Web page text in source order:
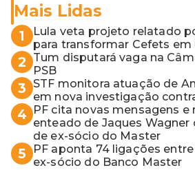
Mais Lidas
1
Lula veta projeto relatado
para transformar Cefets em
2
Tum disputará vaga na
PSB
3
STF monitora atuação de
em nova investigação
4
PF cita novas mensagens e
enteado de Jaques Wagner
de ex-sócio do Master
5
PF aponta 74 ligações
ex-sócio do Banco Master